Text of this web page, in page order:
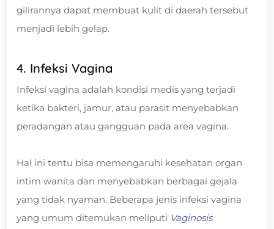
gilirannya dapat membuat kulit di daerah tersebut
menjadi lebih gelap.
4. Infeksi Vagina
Infeksi vagina adalah kondisi medis yang terjadi
ketika bakteri, jamur, atau parasit menyebabkan
peradangan atau gangguan pada area vagina.
Hal ini tentu bisa memengaruhi kesehatan organ
intim wanita dan menyebabkan berbagai gejala
yang tidak nyaman. Beberapa jenis infeksi vagina
yang umum ditemukan meliputi Vaginosis